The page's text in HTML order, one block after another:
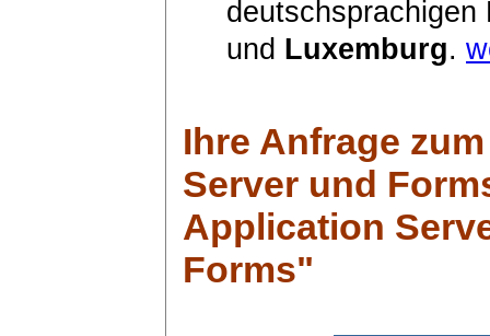
und Luxemburg.
Ihre Anfrage
Server und
Application
Forms"